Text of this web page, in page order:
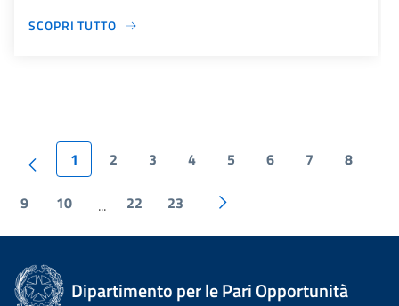
SCOPRI TUTTO
1 2 3 4 5 6 7 8
9 10 ... 22 23
Dipartimento per le Pari Opportunità